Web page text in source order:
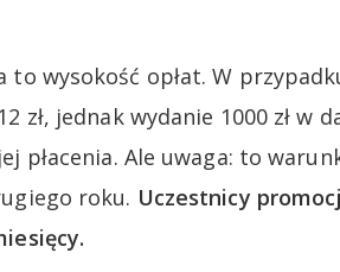
to wysokość opłat. W
zł, jednak wydanie 1000 zł w
płacenia. Ale uwaga: to
roku. Uczestnicy